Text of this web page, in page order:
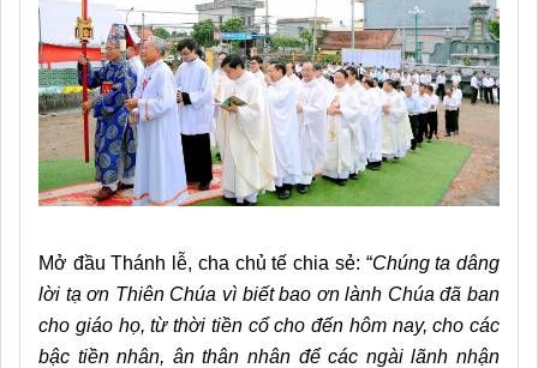
Mở đầu Thánh lễ, cha chủ tế chia sẻ: “Chúng ta dâng
lời tạ ơn Thiên Chúa vì biết bao ơn lành Chúa đã ban
cho giáo họ, từ thời tiền cổ cho đến hôm nay, cho các
bậc tiền nhân, ân thân nhân để các ngài lãnh nhận